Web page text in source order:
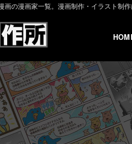
画の漫画家一覧。漫画制作・イラスト制